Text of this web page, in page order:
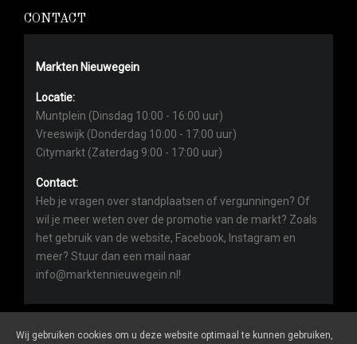
CONTACT
Markten Nieuwegein
Locatie:
Muntplein (Dinsdag 10:00 - 16:00 uur)
Vreeswijk (Donderdag 10:00 - 17:00 uur)
Citymarkt (Zaterdag 9:00 - 17:00 uur)
Contact:
Heb je vragen over standplaatsen of vergunningen? Of
wil je meer weten over de promotie van de markt? Zoals
het gebruik van de website, Facebook, Instagram en
meer? Stuur dan een mail naar
info@marktennieuwegein.nl!
Wij gebruiken cookies om u deze website optimaal te kunnen gebruiken,